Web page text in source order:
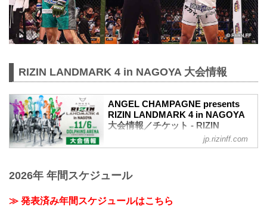
RIZIN LANDMARK 4 in NAGOYA 大会情報
ANGEL CHAMPAGNE presents
RIZIN LANDMARK 4 in NAGOYA
大会情報／チケット - RIZIN
FIGHTING FEDERATION オフィシ
ャルサイト
名称
LANDMARK 4 in NAGOYA
jp.rizinff.com
2026年 年間スケジュール
≫ 発表済み年間スケジュールはこちら